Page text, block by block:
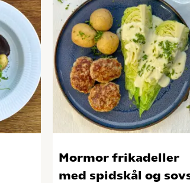
Mormor frikadeller
med spidskål og